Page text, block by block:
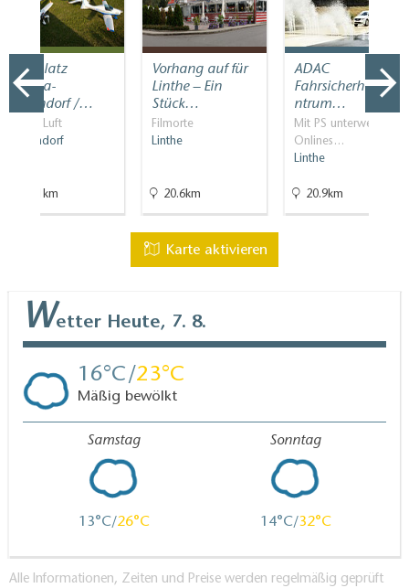
Flugplatz
Oehna-
Zellendorf /…
In der Luft
Zellendorf
27.1km
Vorhang auf für
Linthe – Ein
Stück…
Filmorte
Linthe
20.6km
ADAC
Fahrsicherheitsze
ntrum…
Mit PS unterwegs,
Onlines…
Linthe
20.9km
Karte aktivieren
Wetter Heute, 7. 8.
16 23
Mäßig bewölkt
Samstag
13 26
Sonntag
14 32
Alle Informationen, Zeiten und Preise werden regelmäßig geprüft